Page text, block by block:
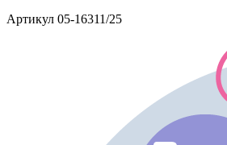
Артикул 05-16311/25